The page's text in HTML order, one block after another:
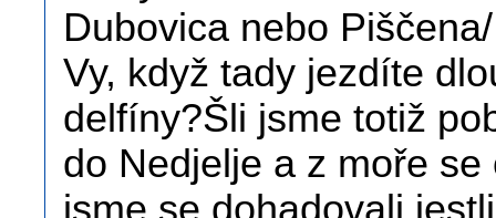
Dubovica nebo Piščena/
Vy, když tady jezdíte
delfíny?Šli jsme totiž
do Nedjelje a z moře
jsme se dohadovali